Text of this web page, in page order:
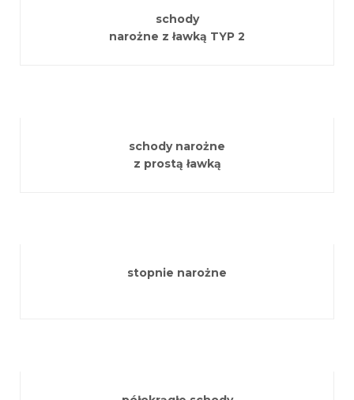
schody
narożne z ławką TYP 2
schody narożne
z prostą ławką
stopnie narożne